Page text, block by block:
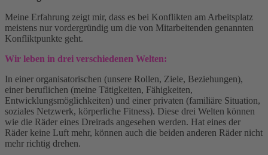
Meine Erfahrung zeigt mir, dass es bei Konflikten am Arbeitsplatz
meistens nur vordergründig um die von Mitarbeitenden genannten
Konfliktpunkte geht.
Wir leben in drei verschiedenen Welten:
In einer organisatorischen (unsere Rollen, Ziele, Beziehungen),
einer beruflichen (meine Tätigkeiten, Fähigkeiten,
Entwicklungsmöglichkeiten) und einer privaten (familiäre Situation,
soziales Netzwerk, körperliche Fitness). Diese drei Welten können
wie die Räder eines Dreirads angesehen werden. Hat eines der
Räder keine Luft mehr, können auch die beiden anderen Räder nicht
mehr richtig drehen.